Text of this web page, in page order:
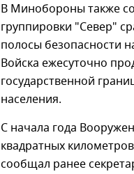
В Минобороны также
группировки "Север"
полосы безопасности
Войска ежесуточно
государственной
населения.
С начала года
квадратных
сообщал ранее